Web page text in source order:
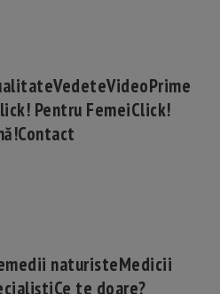
VedeteVideoPrime
Pentru FemeiClick!
Contact
naturisteMedicii
Ce te doare?